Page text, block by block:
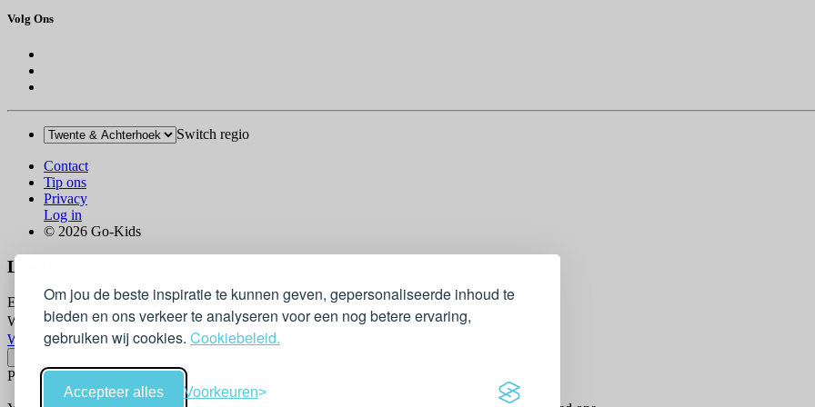
Om jou de beste inspiratie te kunnen geven, gepersonaliseerde inhoud te
bieden en ons verkeer te analyseren voor een nog betere ervaring,
gebruiken wij cookies. Cookiebeleid.
Accepteer alles Voorkeuren
Volg Ons
Switch regio
Contact
Tip ons
Privacy
Log in
© 2026 Go-Kids
Log In
Email
Wachtwoord
Wachtwoord vergeten?
Please confirm login email below